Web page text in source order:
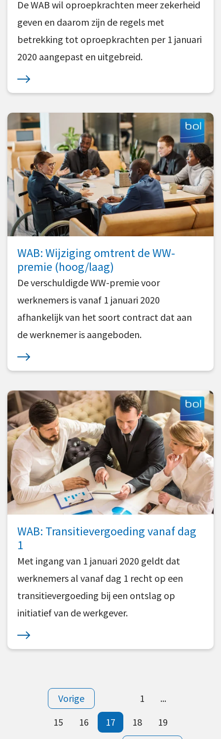
De WAB wil oproepkrachten meer zekerheid
geven en daarom zijn de regels met
betrekking tot oproepkrachten per 1 januari
2020 aangepast en uitgebreid.
WAB: Wijziging omtrent de WW-
premie (hoog/laag)
De verschuldigde WW-premie voor
werknemers is vanaf 1 januari 2020
afhankelijk van het soort contract dat aan
de werknemer is aangeboden.
WAB: Transitievergoeding vanaf dag
1
Met ingang van 1 januari 2020 geldt dat
werknemers al vanaf dag 1 recht op een
transitievergoeding bij een ontslag op
initiatief van de werkgever.
Vorige 1
...
15
16 17 18
19